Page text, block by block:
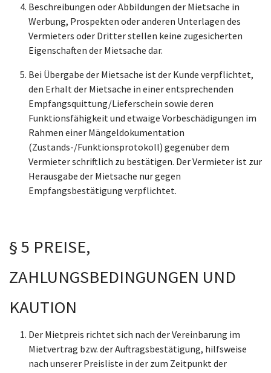
Beschreibungen oder Abbildungen der Mietsache in
Werbung, Prospekten oder anderen Unterlagen des
Vermieters oder Dritter stellen keine zugesicherten
Eigenschaften der Mietsache dar.
Bei Übergabe der Mietsache ist der Kunde verpflichtet,
den Erhalt der Mietsache in einer entsprechenden
Empfangsquittung/Lieferschein sowie deren
Funktionsfähigkeit und etwaige Vorbeschädigungen im
Rahmen einer Mängeldokumentation
(Zustands-/Funktionsprotokoll) gegenüber dem
Vermieter schriftlich zu bestätigen. Der Vermieter ist zur
Herausgabe der Mietsache nur gegen
Empfangsbestätigung verpflichtet.
§ 5 PREISE,
ZAHLUNGSBEDINGUNGEN UND
KAUTION
Der Mietpreis richtet sich nach der Vereinbarung im
Mietvertrag bzw. der Auftragsbestätigung, hilfsweise
nach unserer Preisliste in der zum Zeitpunkt der